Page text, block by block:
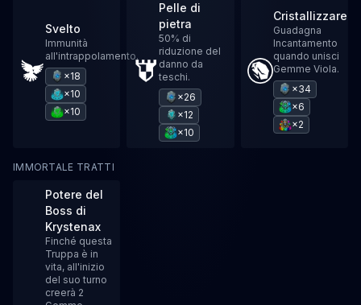
Svelto
Immunità
all'intrappolamento.
×18
×10
×10
Pelle di
pietra
50% di
riduzione del
danno da
teschi.
×26
×12
×10
Cristallizzare
Guadagna
Incantamento
quando unisci
Gemme Viola.
×34
×6
×2
IMMORTALE TRATTI
Potere del
Boss di
Krystenax
Finché questa
Truppa è in
vita, all'inizio
del suo turno
creerà 2